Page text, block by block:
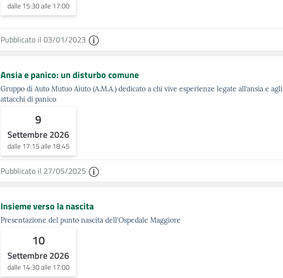
dalle 15:30 alle 17:00
Pubblicato il 03/01/2023
Ansia e panico: un disturbo comune
Gruppo di Auto Mutuo Aiuto (A.M.A.) dedicato a chi vive esperienze legate all’ansia e agli
attacchi di panico
9
Settembre 2026
dalle 17:15 alle 18:45
Pubblicato il 27/05/2025
Insieme verso la nascita
Presentazione del punto nascita dell'Ospedale Maggiore
10
Settembre 2026
dalle 14:30 alle 17:00